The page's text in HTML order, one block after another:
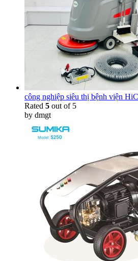
công nghiệp siêu thị bệnh viện
Rated 5 out of 5
by dmgt